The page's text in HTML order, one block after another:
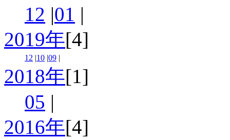
12 |01 |
2019年[4]
12 |10 |09 |
2018年[1]
05 |
2016年[4]